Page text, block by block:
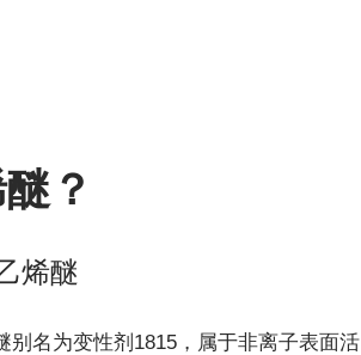
？
烯醚
别名为变性剂1815，属于非离子表面活